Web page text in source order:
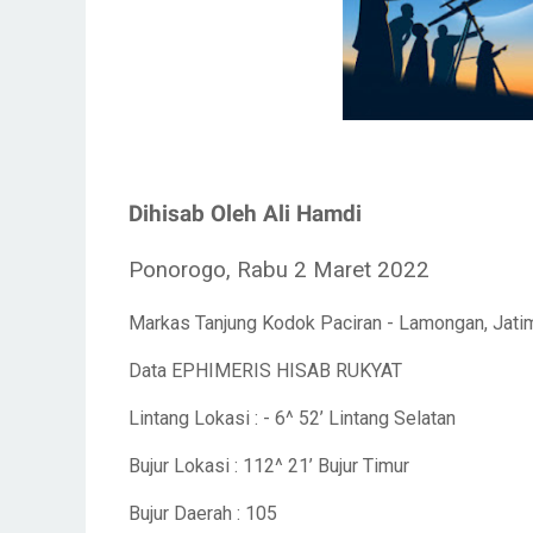
Dihisab Oleh Ali Hamdi
Ponorogo, Rabu 2 Maret 2022
Markas Tanjung Kodok Paciran - Lamongan,
Data EPHIMERIS HISAB RUKYAT
Lintang Lokasi : - 6^ 52’ Lintang Selatan
Bujur Lokasi : 112^ 21’ Bujur Timur
Bujur Daerah : 105